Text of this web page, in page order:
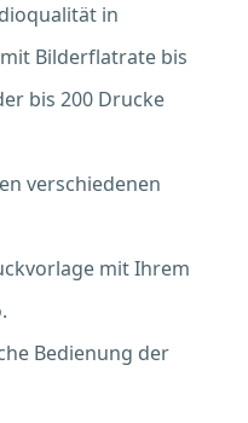
in
Bilderflatrate bis
bis 200 Drucke
verschiedenen
mit Ihrem
Bedienung der